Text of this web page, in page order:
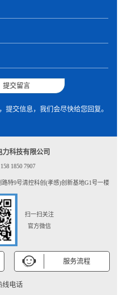
提交留言
提交信息，我们会尽快给您回复。
力科技有限公司
1850 7907
特9号清控科创(孝感)创新基地G1号一楼
扫一扫关注
官方微信
服务流程
线电话